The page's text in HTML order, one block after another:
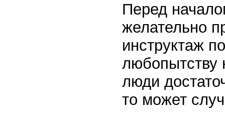
Перед
желательно
инструктаж
любопытству
люди
то может